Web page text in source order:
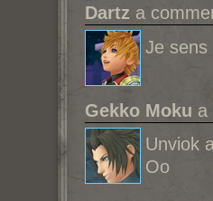
Dartz a
Je
Gekko Moku a
Unviok
Oo